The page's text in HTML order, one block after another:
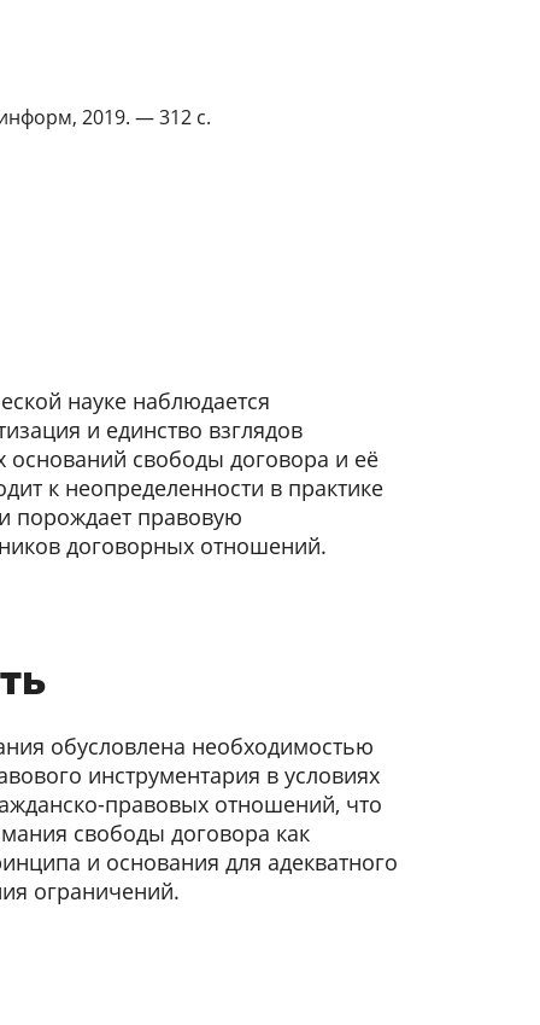
2019. — 312 с.
науке наблюдается
и единство взглядов
оснований свободы договора и её
к неопределенности в практике
порождает правовую
договорных отношений.
обусловлена необходимостью
инструментария в условиях
правовых отношений, что
свободы договора как
и основания для адекватного
ограничений.